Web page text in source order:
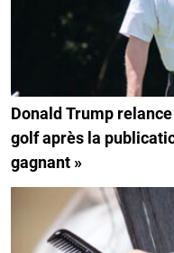
Donald Trump
golf après la
gagnant »